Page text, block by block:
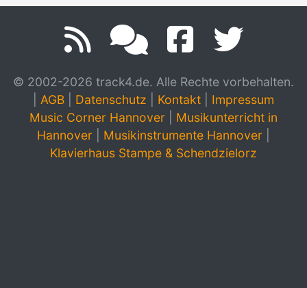
© 2002-2026 track4.de. Alle Rechte vorbehalten.
AGB Datenschutz Kontakt
Impressum
Music Corner Hannover
Musikunterricht in
Hannover
Musikinstrumente Hannover
Klavierhaus Stampe & Schendzielorz